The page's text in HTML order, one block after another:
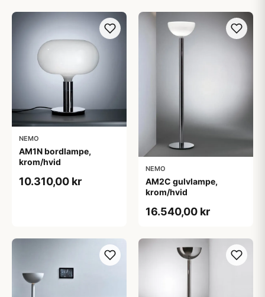
NEMO
AM1N bordlampe,
krom/hvid
10.310,00 kr
NEMO
AM2C gulvlampe,
krom/hvid
16.540,00 kr